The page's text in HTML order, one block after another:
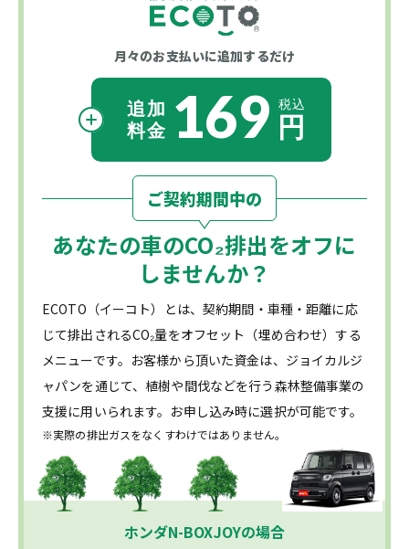
月々のお支払いに追加するだけ
169
ご契約期間中の
あなたの車のCO₂排出をオフに
しませんか？
ECOTO（イーコト）とは、契約期間・車種・距離に応
じて排出されるCO₂量をオフセット（埋め合わせ）する
メニューです。お客様から頂いた資金は、ジョイカルジ
ャパンを通じて、植樹や間伐などを行う森林整備事業の
支援に用いられます。お申し込み時に選択が可能です。
※実際の排出ガスをなくすわけではありません。
ホンダN-BOXJOYの場合